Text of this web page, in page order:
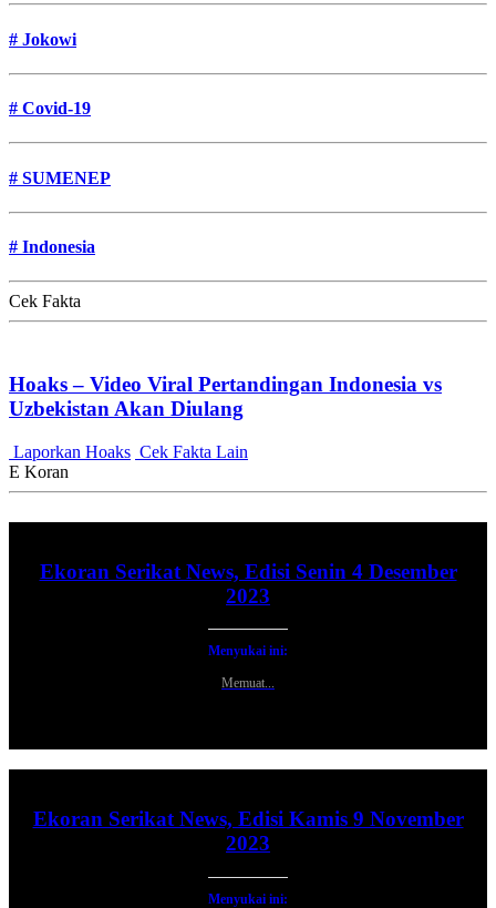
# Jokowi
# Covid-19
# SUMENEP
# Indonesia
Cek Fakta
Hoaks – Video Viral Pertandingan Indonesia vs
Uzbekistan Akan Diulang
Laporkan Hoaks Cek Fakta Lain
E Koran
Ekoran Serikat News, Edisi Senin 4 Desember
2023
Menyukai ini:
Memuat...
Ekoran Serikat News, Edisi Kamis 9 November
2023
Menyukai ini: